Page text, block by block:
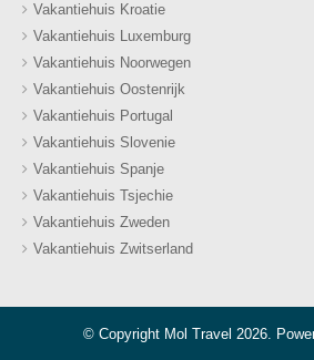
Vakantiehuis Kroatie
Vakantiehuis Luxemburg
Vakantiehuis Noorwegen
Vakantiehuis Oostenrijk
Vakantiehuis Portugal
Vakantiehuis Slovenie
Vakantiehuis Spanje
Vakantiehuis Tsjechie
Vakantiehuis Zweden
Vakantiehuis Zwitserland
© Copyright Mol Travel 2026.